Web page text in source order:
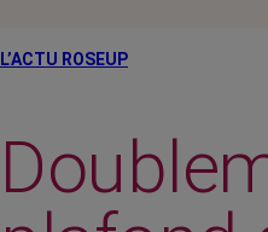
L’ACTU ROSEUP